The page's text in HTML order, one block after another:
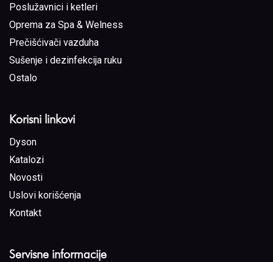
Poslužavnici i ketleri
Oprema za Spa & Welness
Prečišćivači vazduha
Sušenje i dezinfekcija ruku
Ostalo
Korisni linkovi
Dyson
Katalozi
Novosti
Uslovi korišćenja
Kontakt
Servisne informacije